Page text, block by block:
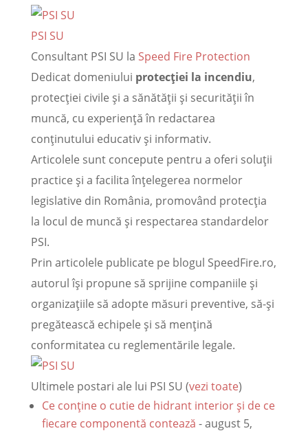
PSI SU
Consultant PSI SU la Speed Fire Protection
Dedicat domeniului protecției la incendiu,
protecției civile și a sănătății și securității în
muncă, cu experiență în redactarea
conținutului educativ și informativ.
Articolele sunt concepute pentru a oferi soluții
practice și a facilita înțelegerea normelor
legislative din România, promovând protecția
la locul de muncă și respectarea standardelor
PSI.
Prin articolele publicate pe blogul SpeedFire.ro,
autorul își propune să sprijine companiile și
organizațiile să adopte măsuri preventive, să-și
pregătească echipele și să mențină
conformitatea cu reglementările legale.
Ultimele postari ale lui PSI SU (vezi toate)
Ce conține o cutie de hidrant interior și de ce
fiecare componentă contează - august 5,